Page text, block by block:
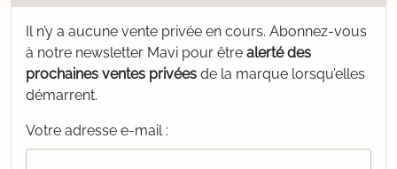
Il n’y a aucune vente privée en cours. Abonnez-vous
à notre newsletter Mavi pour être alerté des
prochaines ventes privées de la marque lorsqu’elles
démarrent.
Votre adresse e-mail :